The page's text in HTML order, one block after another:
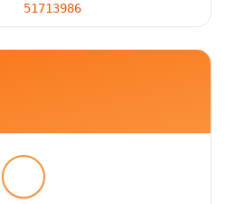
51713986